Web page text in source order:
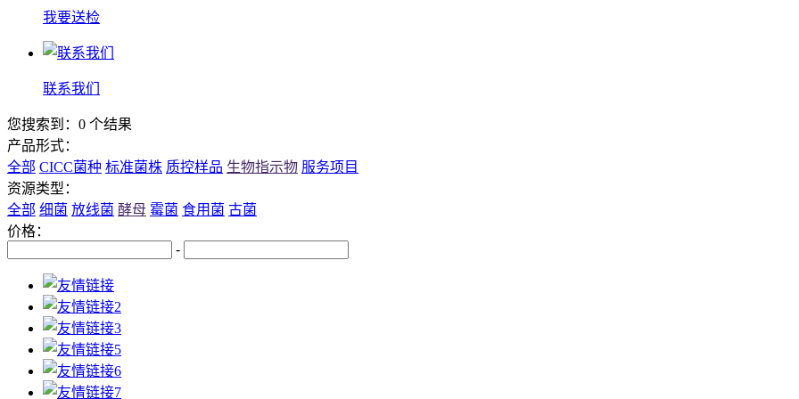
我要送检
联系我们
您搜索到：0 个结果
产品形式：
全部 CICC菌种 标准菌株 质控样品 生物指示物 服务项目
资源类型：
全部 细菌 放线菌 酵母 霉菌 食用菌 古菌
价格：
-